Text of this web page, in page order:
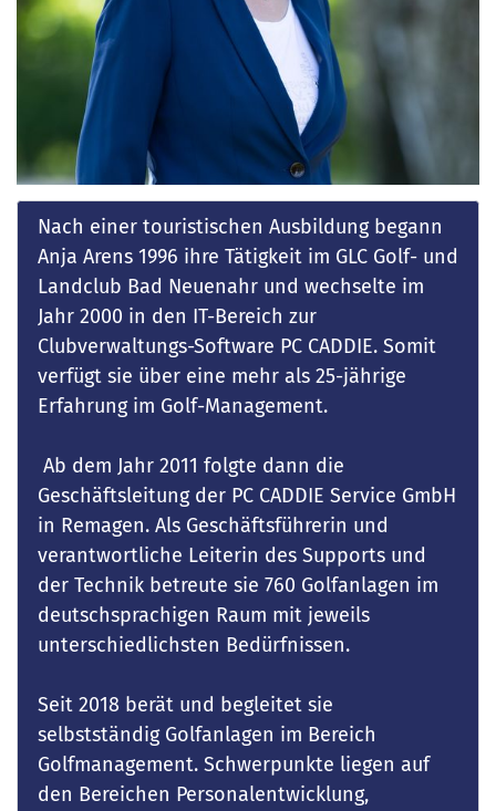
Nach einer touristischen Ausbildung begann
Anja Arens 1996 ihre Tätigkeit im GLC Golf- und
Landclub Bad Neuenahr und wechselte im
Jahr 2000 in den IT-Bereich zur
Clubverwaltungs-Software PC CADDIE. Somit
verfügt sie über eine mehr als 25-jährige
Erfahrung im Golf-Management.
Ab dem Jahr 2011 folgte dann die
Geschäftsleitung der PC CADDIE Service GmbH
in Remagen. Als Geschäftsführerin und
verantwortliche Leiterin des Supports und
der Technik betreute sie 760 Golfanlagen im
deutschsprachigen Raum mit jeweils
unterschiedlichsten Bedürfnissen.
Seit 2018 berät und begleitet sie
selbstständig Golfanlagen im Bereich
Golfmanagement. Schwerpunkte liegen auf
den Bereichen Personalentwicklung,